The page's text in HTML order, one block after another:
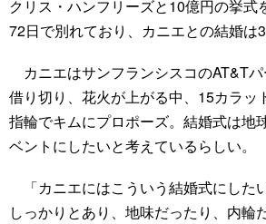
クリス・ハンフリーズと10億円の挙式
72日で別れており、カニエとの結婚は3
カニエはサンフランシスコのAT&T
借り切り、花火が上がる中、15カラッ
指輪でキムにプロポーズ。結婚式は地
ベントにしたいと考えているらしい。
「カニエにはこういう結婚式にした
しっかりとあり、地味だったり、内輪